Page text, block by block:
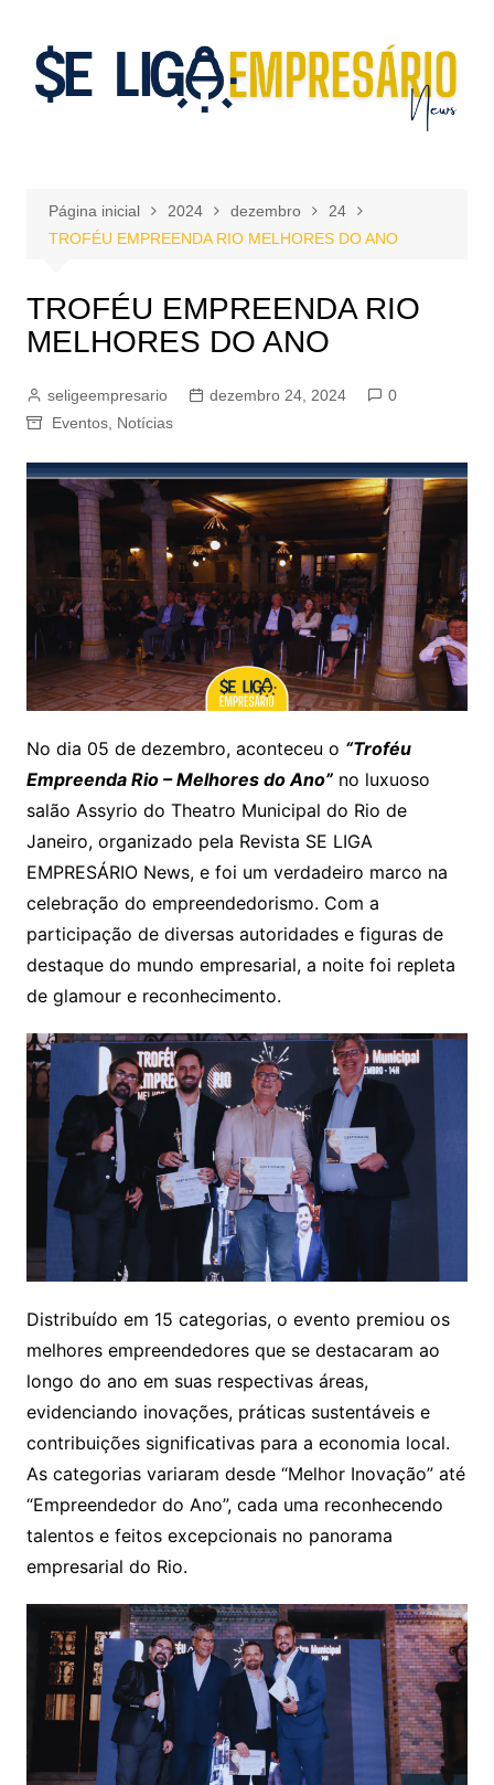
conteúdo
Página inicial 2024 dezembro
24
TROFÉU EMPREENDA RIO MELHORES DO ANO
TROFÉU EMPREENDA RIO
MELHORES DO ANO
seligeempresario dezembro 24, 2024
0
Eventos, Notícias
No dia 05 de dezembro, aconteceu o “Troféu
Empreenda Rio – Melhores do Ano”no luxuoso
salão Assyrio do Theatro Municipal do Rio de
Janeiro, organizado pela Revista SE LIGA
EMPRESÁRIO News, e foi um verdadeiro marco na
celebração do empreendedorismo. Com a
participação de diversas autoridades e figuras de
destaque do mundo empresarial, a noite foi repleta
de glamour e reconhecimento.
Distribuído em 15 categorias, o evento premiou os
melhores empreendedores que se destacaram ao
longo do ano em suas respectivas áreas,
evidenciando inovações, práticas sustentáveis e
contribuições significativas para a economia local.
As categorias variaram desde “Melhor Inovação” até
“Empreendedor do Ano”, cada uma reconhecendo
talentos e feitos excepcionais no panorama
empresarial do Rio.